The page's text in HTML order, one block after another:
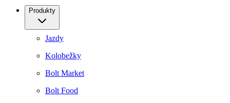
Produkty
Jazdy
Kolobežky
Bolt Market
Bolt Food